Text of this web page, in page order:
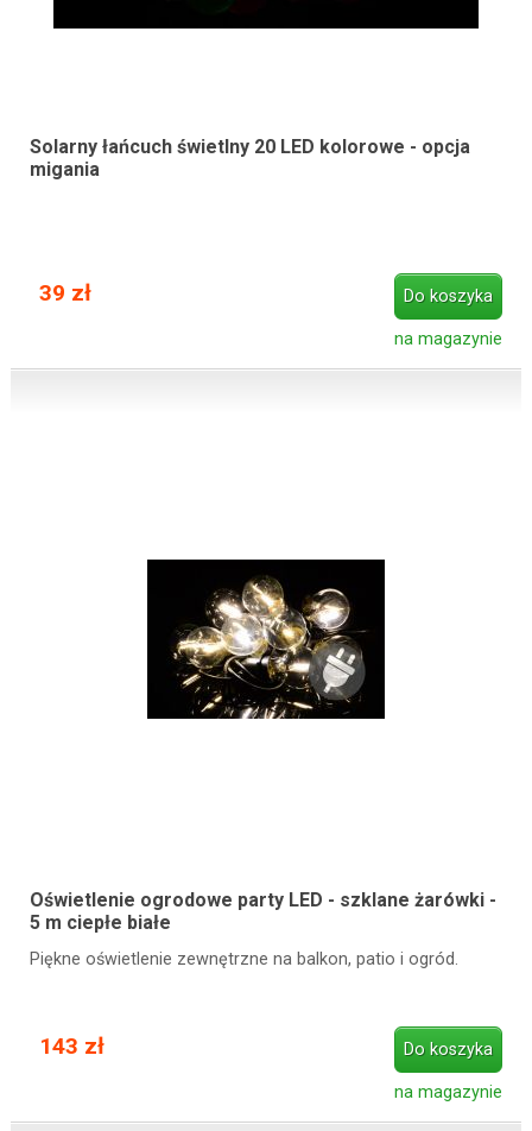
Solarny łańcuch świetlny 20 LED kolorowe - opcja
migania
39 zł Do koszyka
na magazynie
Oświetlenie ogrodowe party LED - szklane żarówki -
5 m ciepłe białe
Piękne oświetlenie zewnętrzne na balkon, patio i ogród.
143 zł Do koszyka
na magazynie